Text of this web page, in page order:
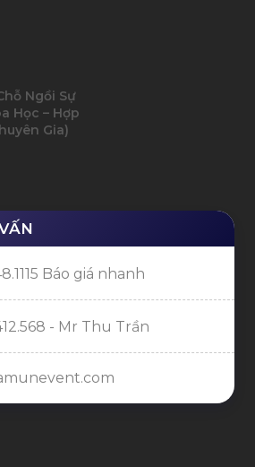
Ngồi Sự
Học – Hợp
Gia)
Báo giá nhanh
- Mr Thu Trần